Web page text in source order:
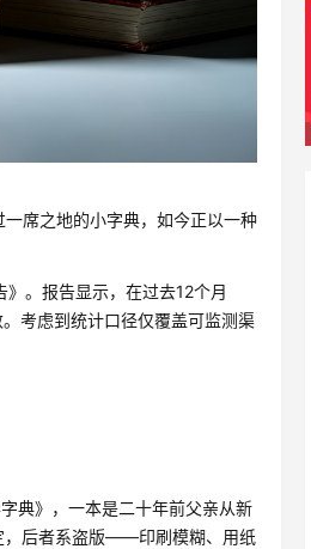
席之地的小字典，如今正以一种
。报告显示，在过去12个月
考虑到统计口径仅覆盖可监测渠
典》，一本是二十年前父亲从新
，后者系盗版——印刷模糊、用纸